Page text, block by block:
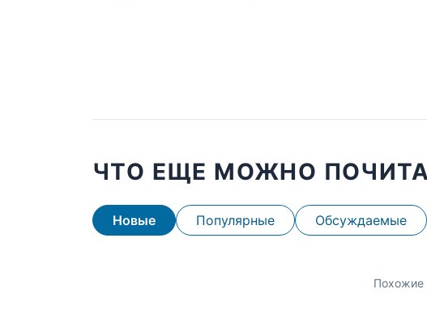
ЧТО ЕЩЕ МОЖНО
Новые Популярные Обсуждаемые
Похожие